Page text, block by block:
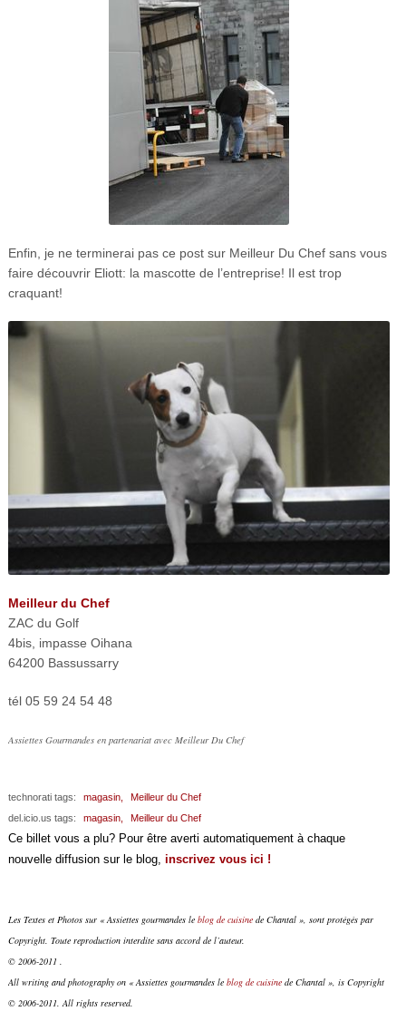
Enfin, je ne terminerai pas ce post sur Meilleur Du Chef sans vous
faire découvrir Eliott: la mascotte de l’entreprise! Il est trop
craquant!
Meilleur du Chef
ZAC du Golf
4bis, impasse Oihana
64200 Bassussarry
tél 05 59 24 54 48
Assiettes Gourmandes en partenariat avec Meilleur Du Chef
technorati tags: magasin,
Meilleur du Chef
del.icio.us tags:
magasin, Meilleur du Chef
Ce billet vous a plu? Pour être averti automatiquement à chaque
nouvelle diffusion sur le blog, inscrivez vous ici !
Les Textes et Photos sur « Assiettes gourmandes le blog de cuisinede Chantal », sont protégés par
Copyright. Toute reproduction interdite sans accord de l’auteur.
© 2006-2011 .
All writing and photography on « Assiettes gourmandes le blog de cuisinede Chantal », is Copyright
© 2006-2011. All rights reserved.